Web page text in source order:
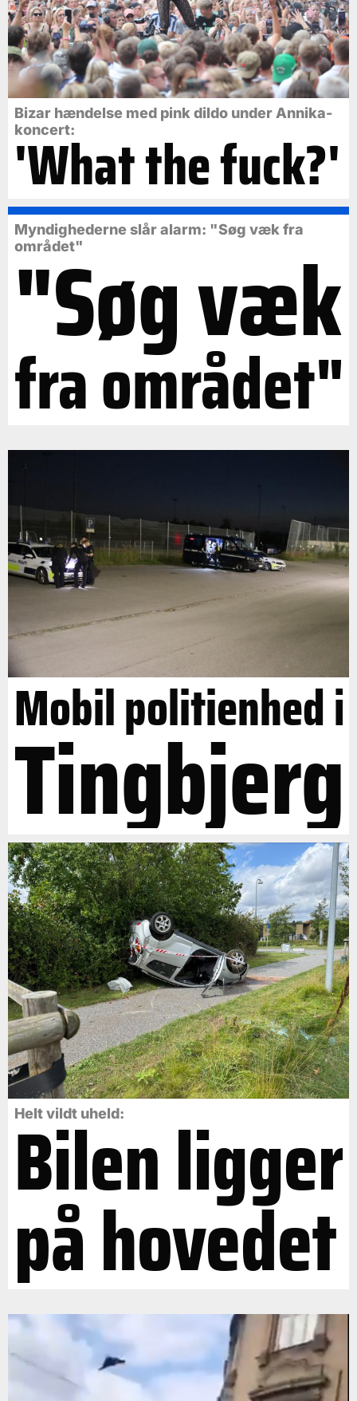
Bizar hændelse med pink dildo under Annika-
koncert:
'What the fuck?'
Myndighederne slår alarm: "Søg væk fra
området"
"Søg væk
fra området"
Mobil politienhed i
Tingbjerg
Helt vildt uheld:
Bilen ligger
på hovedet